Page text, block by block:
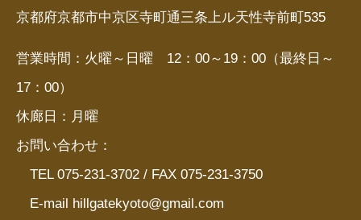
京都府京都市中京区寺町通三条上ル天性寺前町535
営業時間：火曜～日曜 12：00～19：00（最終日～
17：00）
休廊日：月曜
お問い合わせ：
TEL 075-231-3702 / FAX 075-231-3750
E-mail hillgatekyoto@gmail.com